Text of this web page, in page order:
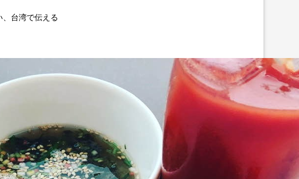
、台湾で伝える